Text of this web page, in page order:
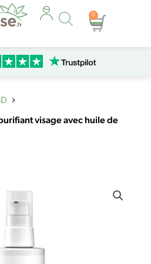
Recherche
de
produits
0
Panier
visage avec huile de